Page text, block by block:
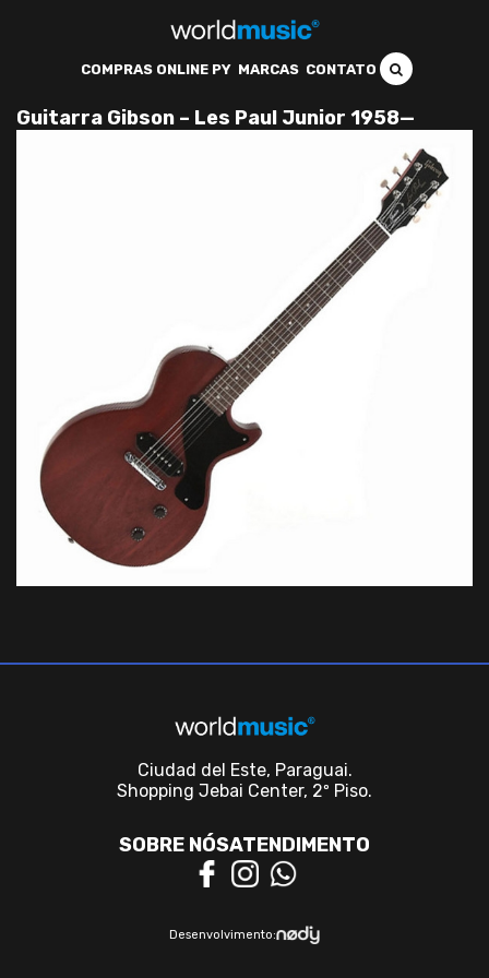
COMPRAS ONLINE PY MARCAS CONTATO
Guitarra Gibson – Les Paul Junior 1958—
Ciudad del Este, Paraguai.
Shopping Jebai Center, 2º Piso.
SOBRE NÓSATENDIMENTO
Desenvolvimento: